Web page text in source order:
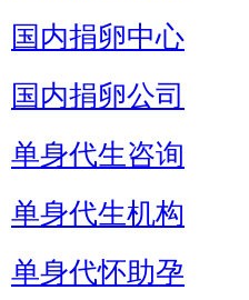
国内捐卵中心
国内捐卵公司
单身代生咨询
单身代生机构
单身代怀助孕